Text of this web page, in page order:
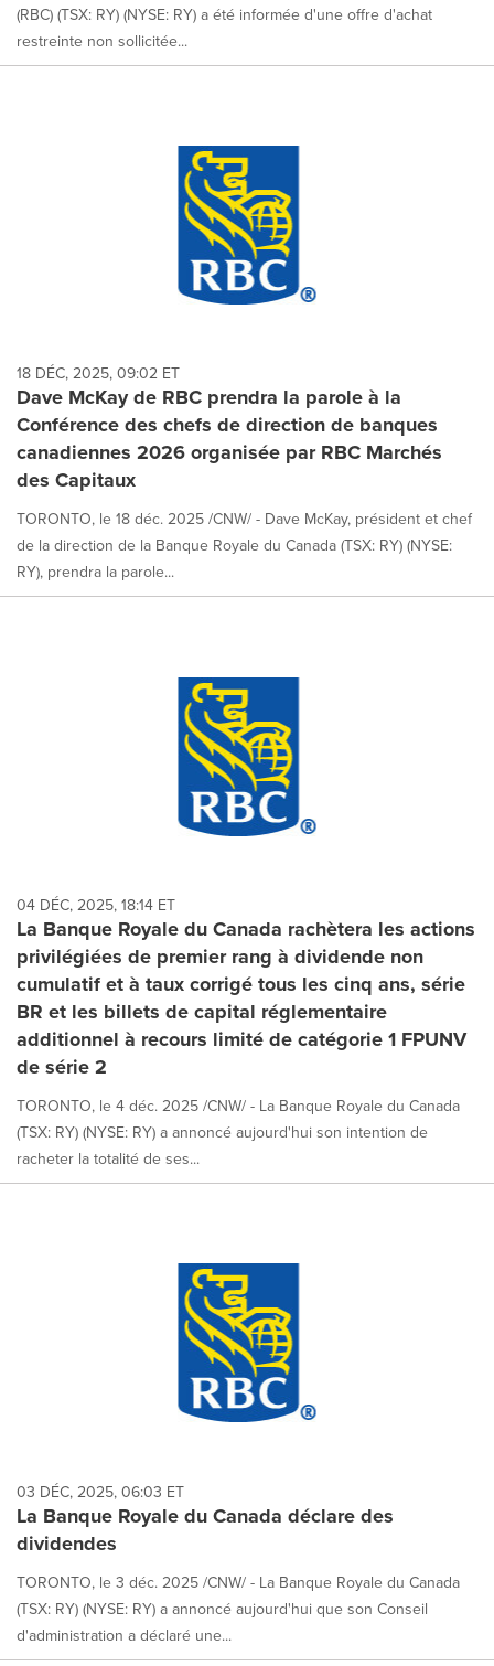
(RBC) (TSX: RY) (NYSE: RY) a été informée d'une offre d'achat
restreinte non sollicitée...
18 DÉC, 2025, 09:02 ET
Dave McKay de RBC prendra la parole à la
Conférence des chefs de direction de banques
canadiennes 2026 organisée par RBC Marchés
des Capitaux
TORONTO, le 18 déc. 2025 /CNW/ - Dave McKay, président et chef
de la direction de la Banque Royale du Canada (TSX: RY) (NYSE:
RY), prendra la parole...
04 DÉC, 2025, 18:14 ET
La Banque Royale du Canada rachètera les actions
privilégiées de premier rang à dividende non
cumulatif et à taux corrigé tous les cinq ans, série
BR et les billets de capital réglementaire
additionnel à recours limité de catégorie 1 FPUNV
de série 2
TORONTO, le 4 déc. 2025 /CNW/ - La Banque Royale du Canada
(TSX: RY) (NYSE: RY) a annoncé aujourd'hui son intention de
racheter la totalité de ses...
03 DÉC, 2025, 06:03 ET
La Banque Royale du Canada déclare des
dividendes
TORONTO, le 3 déc. 2025 /CNW/ - La Banque Royale du Canada
(TSX: RY) (NYSE: RY) a annoncé aujourd'hui que son Conseil
d'administration a déclaré une...